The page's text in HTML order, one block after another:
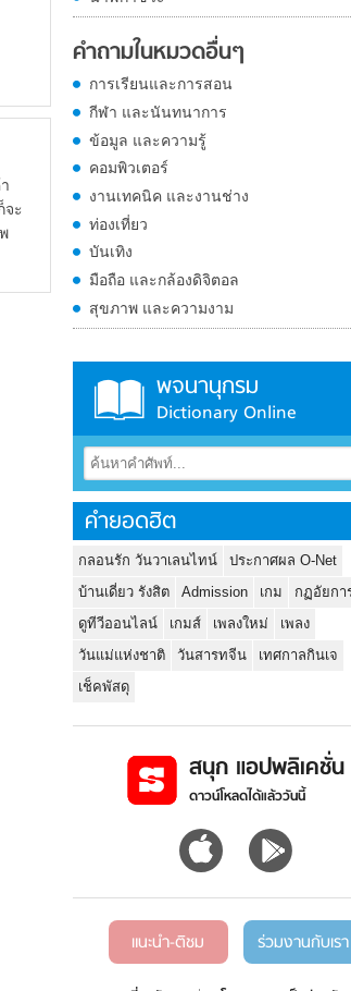
จะ
คำถามในหมวดอื่นๆ
การเรียนและการสอน
กีฬา และนันทนาการ
ข้อมูล และความรู้
คอมพิวเตอร์
งานเทคนิค และงานช่าง
ท่องเที่ยว
บันเทิง
มือถือ และกล้องดิจิตอล
สุขภาพ และความงาม
พจนานุกรม
Dictionary Online
คำยอดฮิต
กลอนรัก วันวาเลนไทน์
ประกาศผล O-Net
บ้านเดี่ยว รังสิต
Admission เกม
กฏอัยกา
ดูทีวีออนไลน์
เกมส์ เพลงใหม่
เพลง
วันแม่แห่งชาติ
วันสารทจีน
เทศกาลกินเจ
เช็คพัสดุ
สนุก แอปพลิเคชั่น
ดาวน์โหลดได้แล้ววันนี้
แนะนำ-ติชม ร่วมงานกับเรา